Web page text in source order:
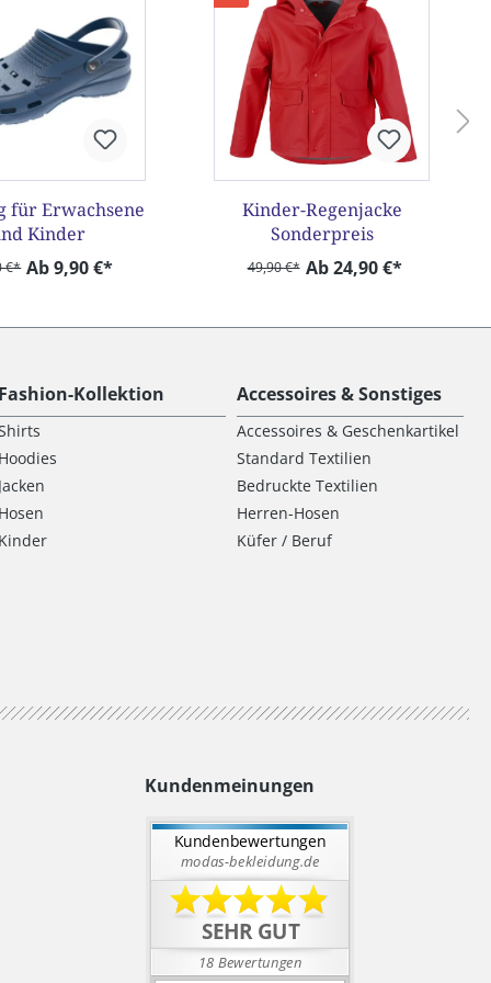
für Erwachsene
Kinder
€* Ab 9,90 €*
Kinder-Regenjacke
Sonderpreis
49,90 €* Ab 24,90 €*
Kollektion Accessoires & Sonstiges
Accessoires & Geschenkartikel
Standard Textilien
Bedruckte Textilien
Herren-Hosen
Küfer / Beruf
Kundenmeinungen